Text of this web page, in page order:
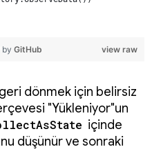
dönmek için belirsiz
"Yükleniyor"un
içinde
düşünür ve sonraki